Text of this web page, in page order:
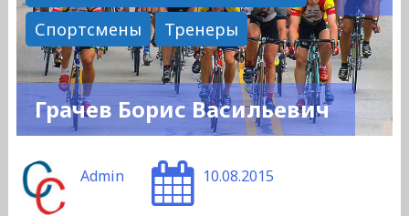
Спортсмены
Тренеры
Грачев Борис Васильевич
Admin 10.08.2015